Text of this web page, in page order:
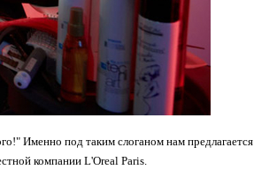
Именно под таким слоганом нам предлагается
компании L'Oreal Paris.